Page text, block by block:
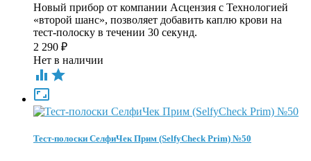
Новый прибор от компании Асцензия с Технологией
«второй шанс», позволяет добавить каплю крови на
тест-полоску в течении 30 секунд.
2 290 ₽
Нет в наличии
 

Тест-полоски СелфиЧек Прим (SelfyCheck Prim) №50